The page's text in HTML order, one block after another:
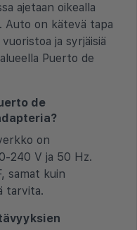
ajetaan oikealla
Auto on kätevä tapa
ja syrjäisiä
Puerto de
de
on
240 V ja 50 Hz.
samat kuin
tarvita.